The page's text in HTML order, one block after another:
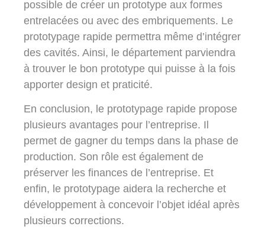
possible de créer un prototype aux formes
entrelacées ou avec des embriquements. Le
prototypage rapide permettra même d’intégrer
des cavités. Ainsi, le département parviendra
à trouver le bon prototype qui puisse à la fois
apporter design et praticité.
En conclusion, le prototypage rapide propose
plusieurs avantages pour l’entreprise. Il
permet de gagner du temps dans la phase de
production. Son rôle est également de
préserver les finances de l’entreprise. Et
enfin, le prototypage aidera la recherche et
développement à concevoir l’objet idéal après
plusieurs corrections.